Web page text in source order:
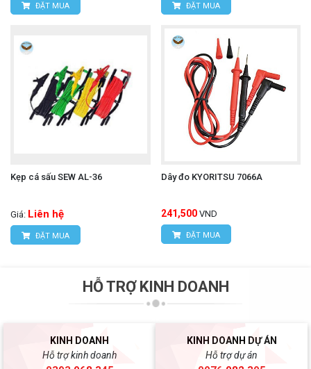
ĐẶT MUA ĐẶT MUA
Kẹp cá sấu SEW AL-36
Giá: Liên hệ
ĐẶT MUA
Dây đo KYORITSU 7066A
241,500 VND
ĐẶT MUA
HỖ TRỢ KINH DOANH
KINH DOANH
Hỗ trợ kinh doanh
KINH DOANH DỰ ÁN
Hỗ trợ dự án